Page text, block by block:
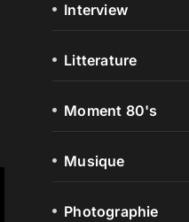
Interview
Litterature
Moment 80's
Musique
Photographie